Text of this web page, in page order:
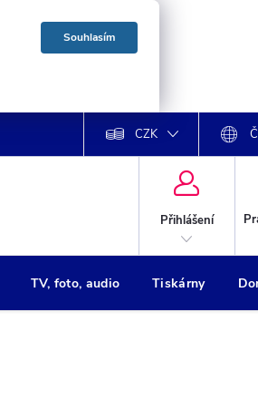
Souhlasím
CZK
Přihlášení
TV, foto, audio Tiskárny